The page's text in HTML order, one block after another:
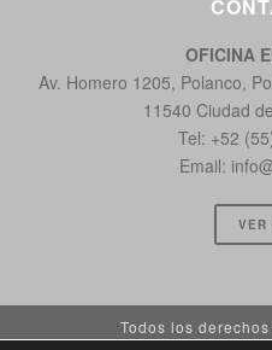
OFICINA
Av. Homero 1205, Polanco,
11540 Ciudad
Tel: +52
Email:
VER
Todos los